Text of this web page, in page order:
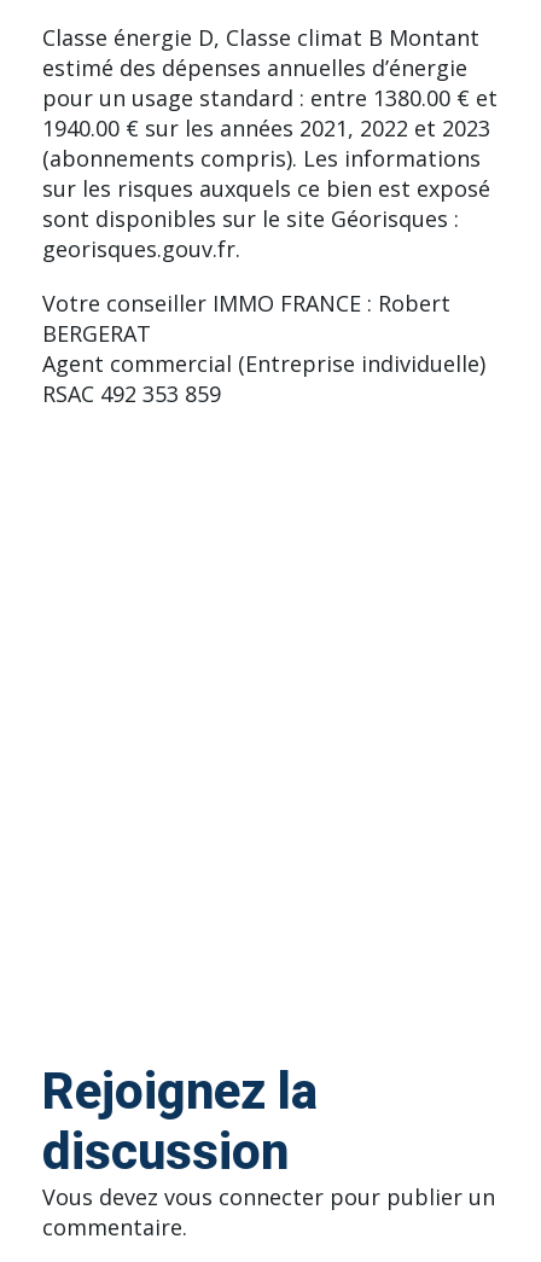
Classe énergie D, Classe climat B Montant
estimé des dépenses annuelles d’énergie
pour un usage standard : entre 1380.00 € et
1940.00 € sur les années 2021, 2022 et 2023
(abonnements compris). Les informations
sur les risques auxquels ce bien est exposé
sont disponibles sur le site Géorisques :
georisques.gouv.fr.
Votre conseiller IMMO FRANCE : Robert
BERGERAT
Agent commercial (Entreprise individuelle)
RSAC 492 353 859
Rejoignez la
discussion
Vous devez vous connecter pour publier un
commentaire.